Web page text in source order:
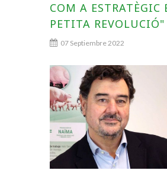
COM A ESTRATÈGIC
PETITA REVOLUCIÓ"
07 Septiembre 2022